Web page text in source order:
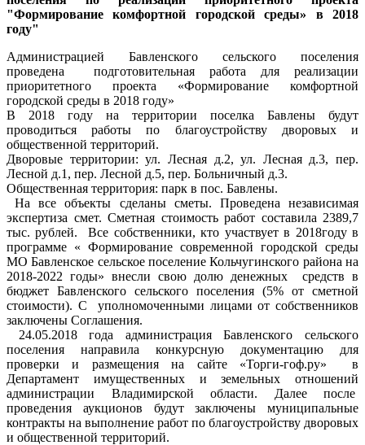
"Формирование комфортной городской среды» в 2018
году"
Администрацией Бавленского сельского поселения
проведена подготовительная работа для реализации
приоритетного проекта «Формирование комфортной
городской среды в 2018 году»
В 2018 году на территории поселка Бавлены будут
проводиться работы по благоустройству дворовых и
общественной территорий.
Дворовые территории: ул. Лесная д.2, ул. Лесная д.3, пер.
Лесной д.1, пер. Лесной д.5, пер. Больничный д.3.
Общественная территория: парк в пос. Бавлены.
На все объекты сделаны сметы. Проведена независимая
экспертиза смет. Сметная стоимость работ составила 2389,7
тыс. рублей. Все собственники, кто участвует в 2018году в
программе « Формирование современной городской среды
МО Бавленское сельское поселение Кольчугинского района на
2018-2022 годы» внесли свою долю денежных средств в
бюджет Бавленского сельского поселения (5% от сметной
стоимости). С уполномоченными лицами от собственников
заключены Соглашения.
24.05.2018 года администрация Бавленского сельского
поселения направила конкурсную документацию для
проверки и размещения на сайте «Торги-гоф.ру» в
Департамент имущественных и земельных отношений
администрации Владимирской области. Далее после
проведения аукционов будут заключены муниципальные
контракты на выполнение работ по благоустройству дворовых
и общественной территорий.